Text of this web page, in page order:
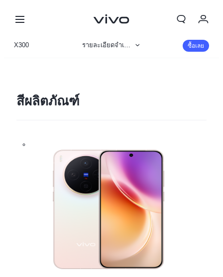
My Order
X300 รายละเอียดจำเพาะ ซื้อเลย
สีผลิตภัณฑ์